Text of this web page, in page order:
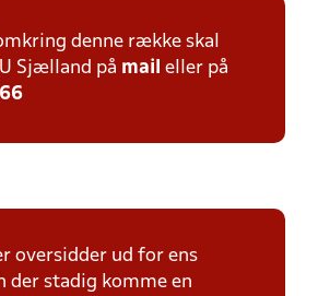
denne række skal
Sjælland på mail eller på
oversidder ud for ens
der stadig komme en